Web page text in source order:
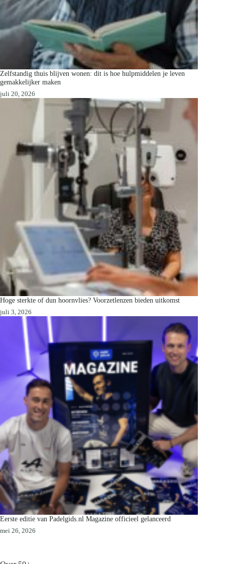
Zelfstandig thuis blijven wonen: dit is hoe hulpmiddelen je leven
gemakkelijker maken
juli 20, 2026
Hoge sterkte of dun hoornvlies? Voorzetlenzen bieden uitkomst
juli 3, 2026
Eerste editie van Padelgids.nl Magazine officieel gelanceerd
mei 26, 2026